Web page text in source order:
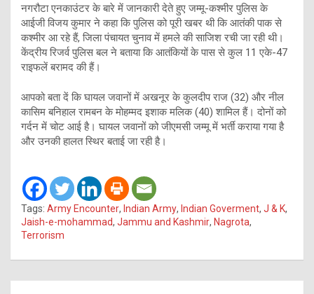
नगरौटा एनकाउंटर के बारे में जानकारी देते हुए जम्मू-कश्मीर पुलिस के
आईजी विजय कुमार ने कहा कि पुलिस को पूरी खबर थी कि आतंकी पाक से
कश्मीर आ रहे हैं, जिला पंचायत चुनाव में हमले की साजिश रची जा रही थी।
केंद्रीय रिजर्व पुलिस बल ने बताया कि आतंकियों के पास से कुल 11 एके-47
राइफलें बरामद की हैं।
आपको बता दें कि घायल जवानों में अखनूर के कुलदीप राज (32) और नील
कासिम बनिहाल रामबन के मोहम्मद इशाक मलिक (40) शामिल हैं। दोनों को
गर्दन में चोट आई है। घायल जवानों को जीएमसी जम्मू में भर्ती कराया गया है
और उनकी हालत स्थिर बताई जा रही है।
Tags: Army Encounter, Indian Army, Indian Goverment, J & K,
Jaish-e-mohammad, Jammu and Kashmir, Nagrota,
Terrorism